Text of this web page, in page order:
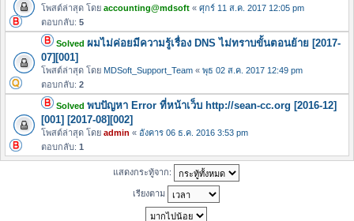
โพสต์ล่าสุด โดย accounting@mdsoft « ศุกร์ 11 ส.ค. 2017 12:05 pm
ตอบกลับ: 5
Solved ผมไม่ค่อยมีความรู้เรื่อง DNS ไม่ทราบขั้นตอนย้าย [2017-
07][001]
โพสต์ล่าสุด โดย MDSoft_Support_Team « พุธ 02 ส.ค. 2017 12:49 pm
ตอบกลับ: 2
Solved พบปัญหา Error ที่หน้าเว็บ http://sean-cc.org [2016-12]
[001] [2017-08][002]
โพสต์ล่าสุด โดย admin « อังคาร 06 ธ.ค. 2016 3:53 pm
ตอบกลับ: 1
แสดงกระทู้จาก:
เรียงตาม